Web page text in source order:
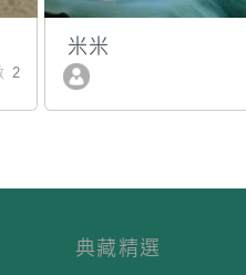
2
米米
典藏精選